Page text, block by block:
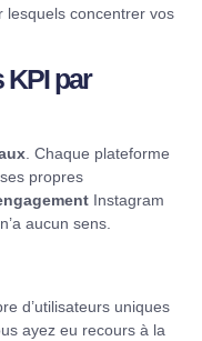
lesquels concentrer vos
KPI par
. Chaque plateforme
propres
Instagram
aucun sens.
d’utilisateurs uniques
ayez eu recours à la